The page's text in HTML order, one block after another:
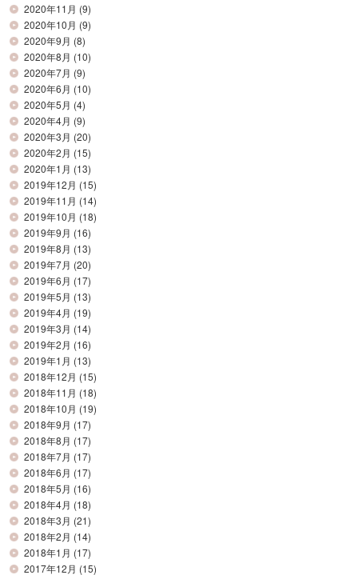
2020年11月 (9)
2020年10月 (9)
2020年9月 (8)
2020年8月 (10)
2020年7月 (9)
2020年6月 (10)
2020年5月 (4)
2020年4月 (9)
2020年3月 (20)
2020年2月 (15)
2020年1月 (13)
2019年12月 (15)
2019年11月 (14)
2019年10月 (18)
2019年9月 (16)
2019年8月 (13)
2019年7月 (20)
2019年6月 (17)
2019年5月 (13)
2019年4月 (19)
2019年3月 (14)
2019年2月 (16)
2019年1月 (13)
2018年12月 (15)
2018年11月 (18)
2018年10月 (19)
2018年9月 (17)
2018年8月 (17)
2018年7月 (17)
2018年6月 (17)
2018年5月 (16)
2018年4月 (18)
2018年3月 (21)
2018年2月 (14)
2018年1月 (17)
2017年12月 (15)